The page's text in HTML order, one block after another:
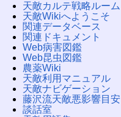
天敵カルテ戦略ルーム
天敵Wikiへようこそ
関連データベース
関連ドキュメント
Web病害図鑑
Web昆虫図鑑
農薬Wiki
天敵利用マニュアル
天敵ナビゲーション
藤沢流天敵悪影響目安
談話室